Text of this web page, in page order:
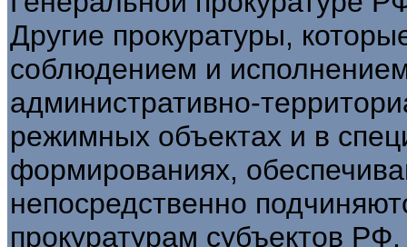
Другие прокуратуры,
соблюдением и
административно-
режимных объектах и в
формированиях,
непосредственно
прокуратурам субъектов РФ.